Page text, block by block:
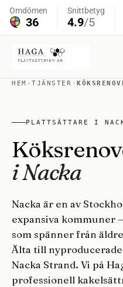
HEM ›TJÄNSTER ›
PLATTSÄTTARE I
i Nacka
Nacka är en av
expansiva kommuner
som spänner från
Älta till
Nacka Strand. Vi på
professionell